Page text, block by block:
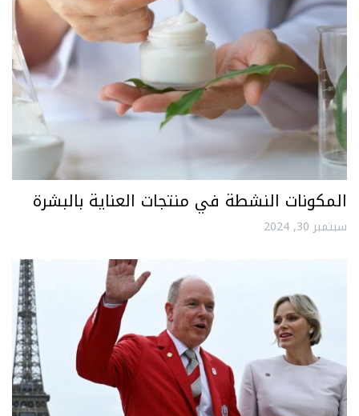
المكونات النشطة في منتجات العناية بالبشرة
سبتمبر 30, 2024